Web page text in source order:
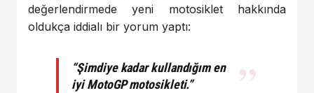
değerlendirmede yeni motosiklet hakkında
oldukça iddialı bir yorum yaptı:
“Şimdiye kadar kullandığım en
iyi MotoGP motosikleti.”